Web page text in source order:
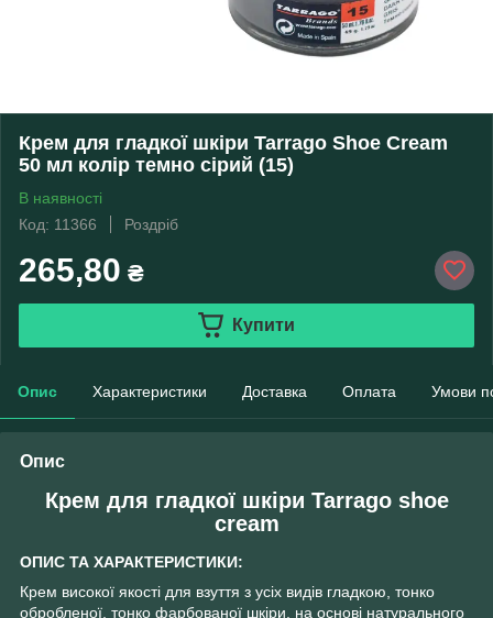
Крем для гладкої шкіри Tarrago Shoe Cream
50 мл колір темно сірий (15)
В наявності
Код: 11366
Роздріб
265,80 ₴
Купити
Опис Характеристики Доставка Оплата Умови
Опис
Крем для гладкої шкіри Tarrago shoe
cream
ОПИС ТА ХАРАКТЕРИСТИКИ:
Крем високої якості для взуття з усіх видів гладкою, тонко
обробленої, тонко фарбованої шкіри, на основі натурального